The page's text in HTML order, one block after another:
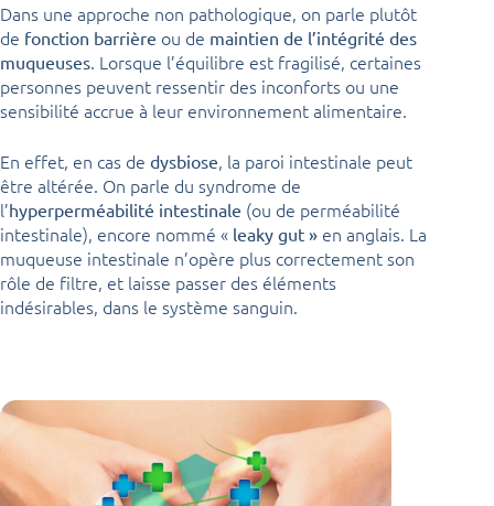
Dans une approche non pathologique, on parle plutôt
de fonction barrière ou de maintien de l’intégrité des
muqueuses. Lorsque l’équilibre est fragilisé, certaines
personnes peuvent ressentir des inconforts ou une
sensibilité accrue à leur environnement alimentaire.
En effet, en cas de dysbiose, la paroi intestinale peut
être altérée. On parle du syndrome de
l’hyperperméabilité intestinale (ou de perméabilité
intestinale), encore nommé « leaky gut » en anglais. La
muqueuse intestinale n’opère plus correctement son
rôle de filtre, et laisse passer des éléments
indésirables, dans le système sanguin.